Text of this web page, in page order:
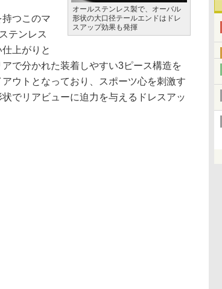
オールステンレス製で、オーバル
形状の大口径テールエンドはドレ
スアップ効果も発揮
つこのマ
テンレス
上がりと
で分かれた装着しやすい3ピース構造を
ウトとなっており、スポーツ心を刺激す
でリアビューに迫力を与えるドレスアッ